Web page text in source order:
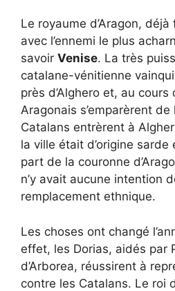
Le royaume d’Aragon, déjà
avec l’ennemi le plus
savoir Venise. La très
catalane-vénitienne
près d’Alghero et, au cours
Aragonais s’emparèrent
Catalans entrèrent à
la ville était d’origine
part de la couronne
n’y avait aucune intention
remplacement ethnique.
Les choses ont changé
effet, les Dorias, aidés par
d’Arborea, réussirent à
contre les Catalans. Le roi